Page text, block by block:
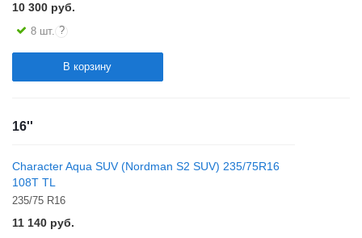
10 300 руб.
8 шт. ?
В корзину
16''
Character Aqua SUV (Nordman S2 SUV) 235/75R16
108T TL
235/75 R16
11 140 руб.